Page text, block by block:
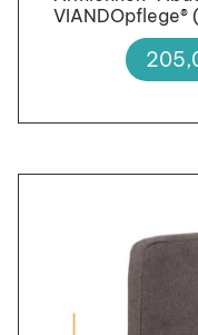
VIANDOpflege®